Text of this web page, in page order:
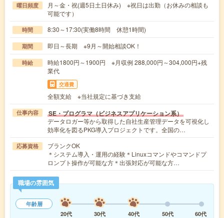
曜日頻度
月～金・祝(週5日土日休み) ※祝日は出勤（お休みの相談も
可能です）
時間 8:30～17:30(実働8時間 休憩1時間)
期間 即日～長期 ※9月～開始相談OK！
時給
時給1800円～1900円 ※月収例 288,000円～304,000円+残
業代
交通費
全額支給 ※当社規定に基づき支給
仕事内容 SE・プログラマ（ビジネスアプリケーション系）
データロガー等から取得した自社生産管理データを可視化し
効率化を図るPKG導入プロジェクトです。全国の…
応募資格
ブランクOK
＊システム導入・運用の経験＊Linuxコマンドやコマンドプ
ロンプト操作が可能な方＊出張対応が可能な方…
職場の雰囲気
年齢層
20代
30代 40代 50代
60代